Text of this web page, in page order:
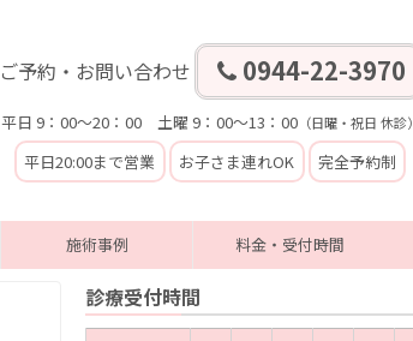
ご予約・お問い合わせ 0944-22-3970
平日 9：00～20：00 土曜 9：00～13：00（日曜・祝日 休診）
平日20:00まで営業 お子さま連れOK 完全予約制
施術事例 料金・受付時間
診療受付時間